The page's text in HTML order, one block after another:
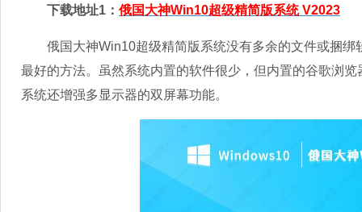
下载地址1： 俄国大神Win10超级精简版系统 V2023
俄国大神Win10超级精简版系统没有多余的文件或捆绑
最好的方法。虽然系统内置的软件很少，但内置的谷歌浏
系统还增强多显示器的双屏幕功能。